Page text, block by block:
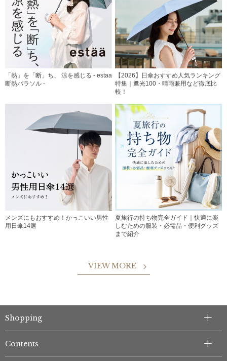
「熱」を「断」ち、 涼を感じる - estaa
断熱パラソル -
【2026】日傘おすすめ人気ランキング
特集｜遮光100・晴雨兼用など徹底比
較！
メンズにもおすすめ！かっこいい男性
用日傘14選
夏旅行の持ち物完全ガイド｜快適に楽
しむための服装・必需品・便利グッズ
まで紹介
VIEW MORE
Shopping
Contents